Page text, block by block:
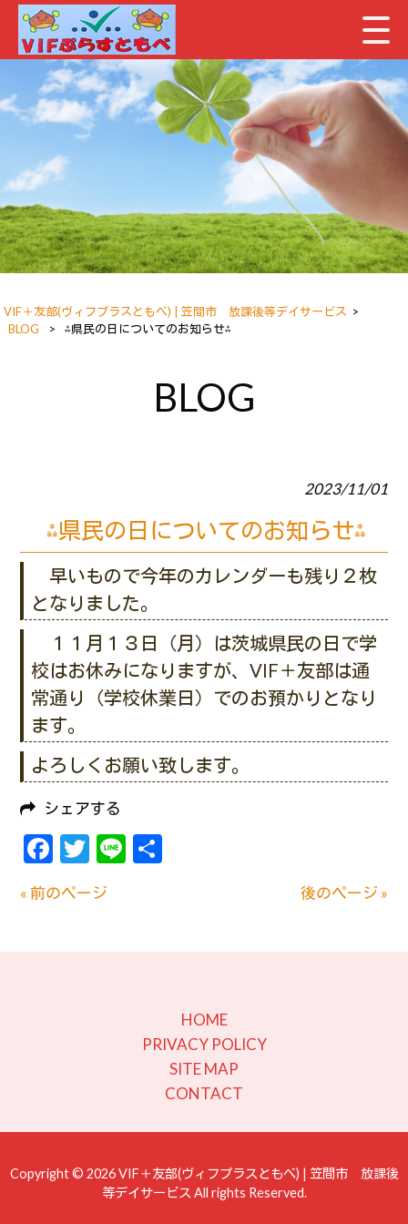
VIF＋友部(ヴィフプラスともべ) | 笠間市 放課後等デイサービス >
BLOG
> ⁂県民の日についてのお知らせ⁂
BLOG
2023/11/01
⁂県民の日についてのお知らせ⁂
早いもので今年のカレンダーも残り２枚
となりました。
１１月１３日（月）は茨城県民の日で学
校はお休みになりますが、VIF＋友部は通
常通り（学校休業日）でのお預かりとなり
ます。
よろしくお願い致します。
シェアする
Facebook
Twitter
Line
« 前のページ 後のページ »
HOME
PRIVACY POLICY
SITE MAP
CONTACT
Copyright © 2026 VIF＋友部(ヴィフプラスともべ) | 笠間市 放課後
等デイサービス All rights Reserved.